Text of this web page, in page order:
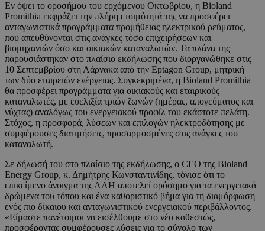
Εν όψει το οροσήμου του ερχόμενου Οκτωβρίου, η Bioland
Promithia εκφράζει την πλήρη ετοιμότητά της να προσφέρει
ανταγωνιστικά προγράμματα προμήθειας ηλεκτρικού ρεύματος,
που απευθύνονται στις ανάγκες τόσο επιχειρήσεων και
βιομηχανιών όσο και οικιακών καταναλωτών. Τα πλάνα της
παρουσιάστηκαν στο πλαίσιο εκδήλωσης που διοργανώθηκε στις
10 Σεπτεμβρίου στη Λάρνακα από την Eptagon Group, μητρική
των δύο εταιρειών ενέργειας. Συγκεκριμένα, η Bioland Promithia
θα προσφέρει προγράμματα για οικιακούς και εταιρικούς
καταναλωτές, με ευελιξία τριών ζωνών (ημέρας, απογεύματος και
νύχτας) αναλόγως του ενεργειακού προφίλ του εκάστοτε πελάτη.
Στόχος, η προσφορά, λύσεων και επιλογών ηλεκτροδότησης με
συμφέρουσες διατιμήσεις, προσαρμοσμένες στις ανάγκες του
καταναλωτή.
Σε δήλωσή του στο πλαίσιο της εκδήλωσης, ο CEO της Bioland
Energy Group, κ. Δημήτρης Κωνσταντινίδης, τόνισε ότι το
επικείμενο άνοιγμα της ΑΑΗ αποτελεί ορόσημο για τα ενεργειακά
δρώμενα του τόπου και ένα καθοριστικό βήμα για τη διαμόρφωση
ενός πιο δίκαιου και ανταγωνιστικού ενεργειακού περιβάλλοντος.
«Είμαστε πανέτοιμοι να εισέλθουμε στο νέο καθεστώς,
προσφέροντας συμφέρουσες λύσεις για το σύνολο των